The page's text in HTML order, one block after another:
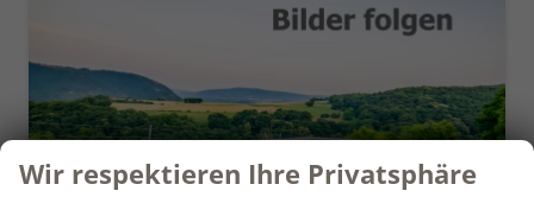
Wir respektieren Ihre Privatsphäre